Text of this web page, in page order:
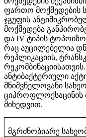
ფართო მოქმედების
ჯგუფის
მოქმედება
და IV ტიპის
რაც აუცილებელია
რეპლიკაციის,
რეკომბინაციისათვის.
ანტიბაქტერიული
მნიშვნელოვანი
ციპროფლოქსაცინის
მიხედვით.
მგრძნობიარე